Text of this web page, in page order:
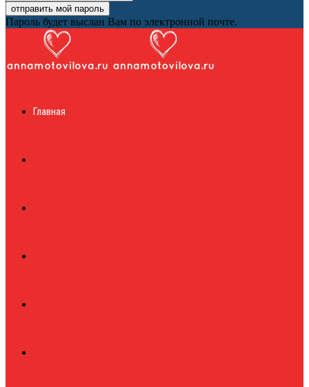
Пароль будет выслан Вам по электронной почте.
журналГлавная